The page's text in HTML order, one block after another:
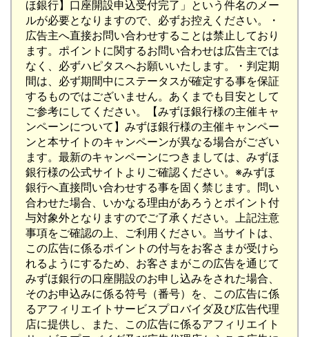
ほ銀行】口座開設申込受付完了」という件名のメー
ルが必要となりますので、必ずお控えください。・
広告主へ直接お問い合わせすることは禁止しており
ます。ポイントに関するお問い合わせは広告主では
なく、必ずハピタスへお願いいたします。・判定期
間は、必ず期間中にステータスが確定する事を保証
するものではございません。あくまでも目安として
ご参考にしてください。【みずほ銀行様の主催キャ
ンペーンについて】みずほ銀行様の主催キャンペー
ンと本サイトのキャンペーンが異なる場合がござい
ます。最新のキャンペーンにつきましては、みずほ
銀行様の公式サイトよりご確認ください。※みずほ
銀行へ直接問い合わせする事を固く禁じます。問い
合わせた場合、いかなる理由があろうとポイント付
与対象外となりますのでご了承ください。上記注意
事項をご確認の上、ご利用ください。当サイトは、
この広告に係るポイントの付与をお客さまが受けら
れるようにするため、お客さまがこの広告を通じて
みずほ銀行の口座開設のお申し込みをされた場合、
そのお申込みに係る符号（番号）を、この広告に係
るアフィリエイトサービスプロバイダ及び広告代理
店に提供し、また、この広告に係るアフィリエイト